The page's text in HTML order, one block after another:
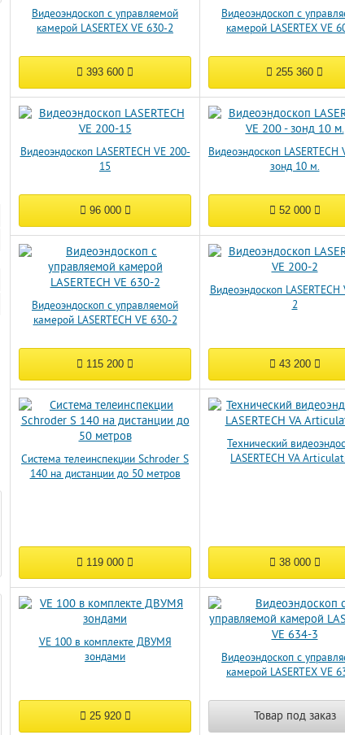
Видеоэндоскоп с управляемой
камерой LASERTEX VE 630-2
393 600
Видеоэндоскоп с
камерой LASERTEX VE
255 360
Видеоэндоскоп LASERTECH VE 200-
15
96 000
Видеоэндоскоп LASERTECH
зонд 10 м.
52 000
Видеоэндоскоп с управляемой
камерой LASERTECH VE 630-2
115 200
Видеоэндоскоп LASERTECH
2
43 200
Система телеинспекции Schroder S
140 на дистанции до 50 метров
119 000
Технический
LASERTECH VA
38 000
VE 100 в комплекте ДВУМЯ
зондами
25 920
Видеоэндоскоп с
камерой LASERTEX VE
Товар под заказ